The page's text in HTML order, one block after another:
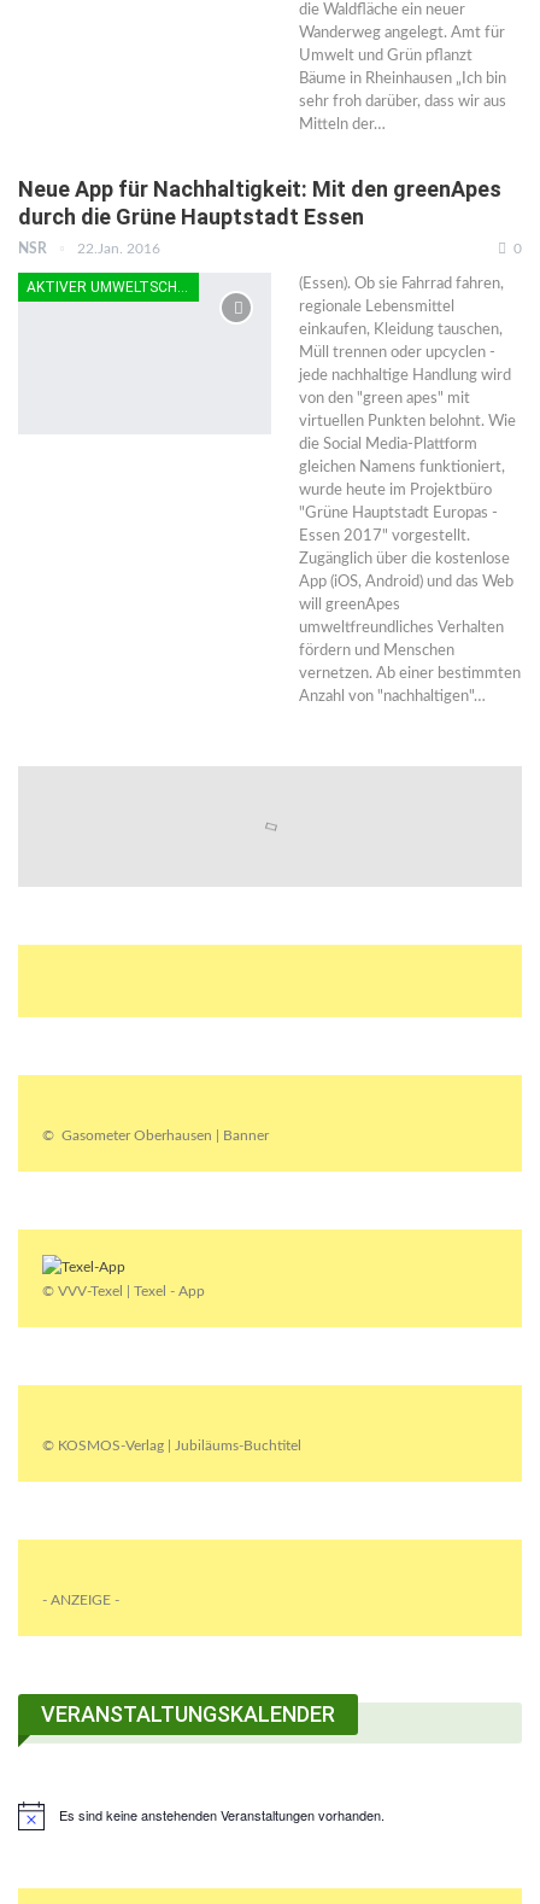
die Waldfläche ein neuer
Wanderweg angelegt. Amt für
Umwelt und Grün pflanzt
Bäume in Rheinhausen „Ich bin
sehr froh darüber, dass wir aus
Mitteln der…
Neue App für Nachhaltigkeit: Mit den greenApes
durch die Grüne Hauptstadt Essen
NSR 22.Jan. 2016 0
(Essen). Ob sie Fahrrad fahren,
regionale Lebensmittel
einkaufen, Kleidung tauschen,
Müll trennen oder upcyclen -
jede nachhaltige Handlung wird
von den "green apes" mit
virtuellen Punkten belohnt. Wie
die Social Media-Plattform
gleichen Namens funktioniert,
wurde heute im Projektbüro
"Grüne Hauptstadt Europas -
Essen 2017" vorgestellt.
Zugänglich über die kostenlose
App (iOS, Android) und das Web
will greenApes
umweltfreundliches Verhalten
fördern und Menschen
vernetzen. Ab einer bestimmten
Anzahl von "nachhaltigen"…
© Gasometer Oberhausen | Banner
© VVV-Texel | Texel - App
© KOSMOS-Verlag | Jubiläums-Buchtitel
- ANZEIGE -
VERANSTALTUNGSKALENDER
Es sind keine anstehenden Veranstaltungen vorhanden.